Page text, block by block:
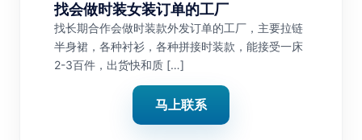
找会做时装女装订单的工厂
找长期合作会做时装款外发订单的工厂，主要拉链
半身裙，各种衬衫，各种拼接时装款，能接受一床
2-3百件，出货快和质 […]
马上联系